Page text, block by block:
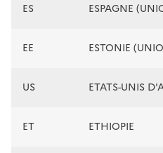
ES ESPAGNE
EE ESTONIE
US ETATS-UNIS
ET ETHIOPIE